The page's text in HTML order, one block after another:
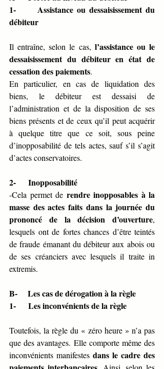
1-      Assistance ou dessaisissement du
débiteur
Il entraîne, selon le cas, l’assistance ou le
dessaisissement du débiteur en état de
cessation des paiements.
En particulier, en cas de liquidation des
biens, le débiteur est dessaisi de
l’administration et de la disposition de ses
biens présents et de ceux qu’il peut acquérir
à quelque titre que ce soit, sous peine
d’inopposabilité de tels actes, sauf s’il s’agit
d’actes conservatoires.
2-      Inopposabilité
-Cela permet de rendre inopposables à la
masse des actes faits dans la journée du
prononcé de la décision d’ouverture,
lesquels ont de fortes chances d’être teintés
de fraude émanant du débiteur aux abois ou
de ses créanciers avec lesquels il traite in
extremis.
B-     Les cas de dérogation à la règle
1-      Les inconvénients de la règle
Toutefois, la règle du « zéro heure » n’a pas
que des avantages. Elle comporte même des
inconvénients manifestes dans le cadre des